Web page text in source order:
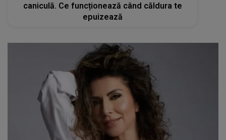
caniculă. Ce funcționează când căldura te
epuizează